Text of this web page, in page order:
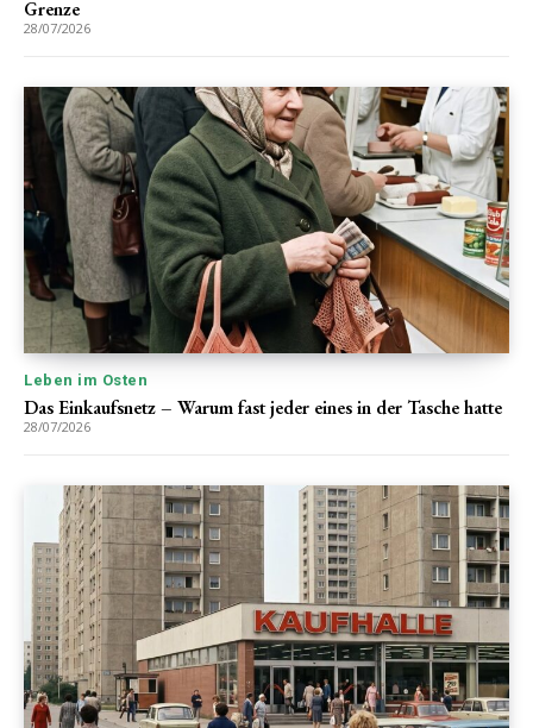
Grenze
28/07/2026
Leben im Osten
Das Einkaufsnetz – Warum fast jeder eines in der Tasche hatte
28/07/2026